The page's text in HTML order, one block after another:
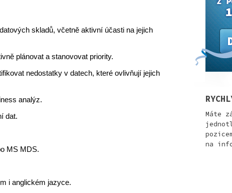
skladů, včetně aktivní účasti na jejich
plánovat a stanovovat priority.
nedostatky v datech, které ovlivňují jejich
analýz.
dat.
MS MDS.
i anglickém jazyce.
Máte
na